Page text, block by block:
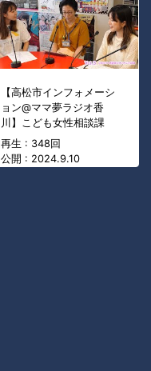
【高松市インフォメーシ
ョン@ママ夢ラジオ香
川】こども女性相談課
再生 : 348回
公開 : 2024.9.10